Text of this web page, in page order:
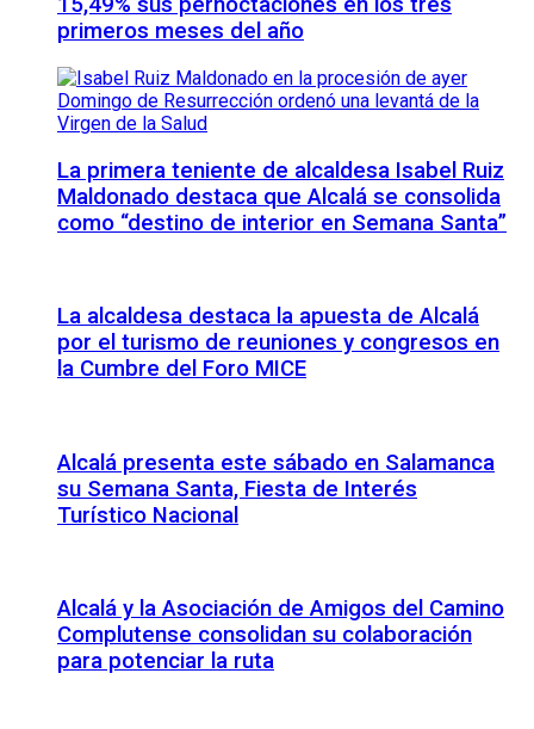
primeros meses del año
La primera teniente de alcaldesa Isabel Ruiz
Maldonado destaca que Alcalá se consolida
como “destino de interior en Semana Santa”
La alcaldesa destaca la apuesta de Alcalá
por el turismo de reuniones y congresos en
la Cumbre del Foro MICE
Alcalá presenta este sábado en Salamanca
su Semana Santa, Fiesta de Interés
Turístico Nacional
Alcalá y la Asociación de Amigos del Camino
Complutense consolidan su colaboración
para potenciar la ruta